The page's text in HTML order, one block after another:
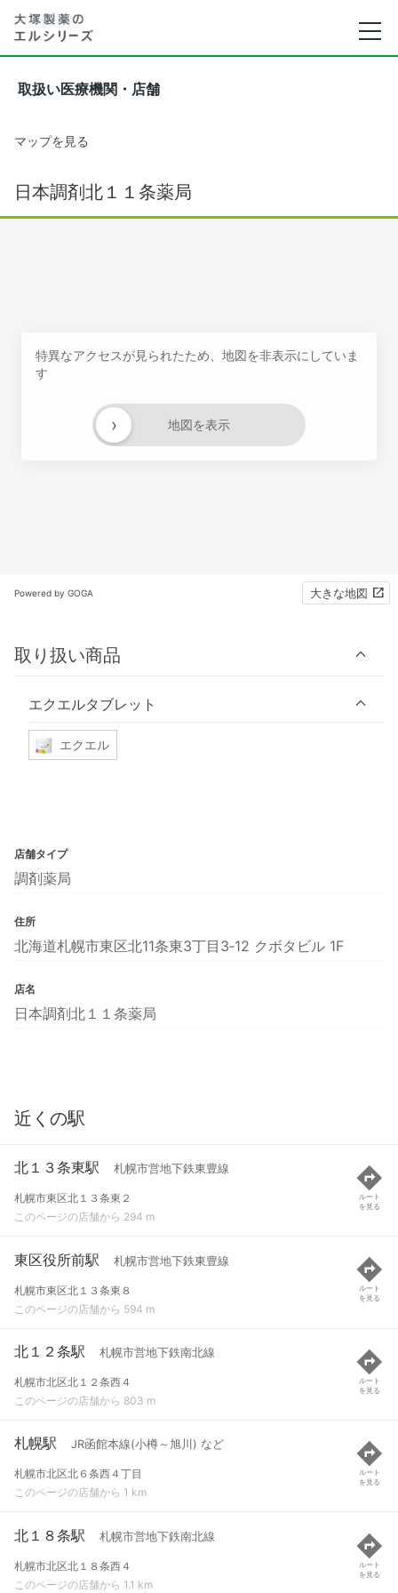
取扱い医療機関・店舗
マップを見る
日本調剤北１１条薬局
特異なアクセスが見られたため、地図を非表示にしていま
す
地図を表示
›
Powered by GOGA 大きな地図
取り扱い商品
エクエルタブレット
エクエル
店舗タイプ
調剤薬局
住所
北海道札幌市東区北11条東3丁目3‐12 クボタビル 1F
店名
日本調剤北１１条薬局
近くの駅
北１３条東駅 札幌市営地下鉄東豊線
札幌市東区北１３条東２
このページの店舗から 294 m
ルート
を見る
東区役所前駅 札幌市営地下鉄東豊線
札幌市東区北１３条東８
このページの店舗から 594 m
ルート
を見る
北１２条駅 札幌市営地下鉄南北線
札幌市北区北１２条西４
このページの店舗から 803 m
ルート
を見る
札幌駅 JR函館本線(小樽～旭川) など
札幌市北区北６条西４丁目
このページの店舗から 1 km
ルート
を見る
北１８条駅 札幌市営地下鉄南北線
札幌市北区北１８条西４
このページの店舗から 1.1 km
ルート
を見る